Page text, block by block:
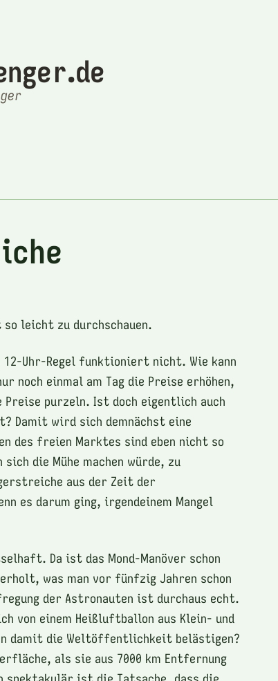
leicht zu durchschauen.
Uhr-Regel funktioniert nicht. Wie kann
noch einmal am Tag die Preise erhöhen,
Preise purzeln. Ist doch eigentlich auch
Damit wird sich demnächst eine
des freien Marktes sind eben nicht so
die Mühe machen würde, zu
aus der Zeit der
es darum ging, irgendeinem Mangel
Da ist das Mond-Manöver schon
was man vor fünfzig Jahren schon
der Astronauten ist durchaus echt.
von einem Heißluftballon aus Klein- und
damit die Weltöffentlichkeit belästigen?
als sie aus 7000 km Entfernung